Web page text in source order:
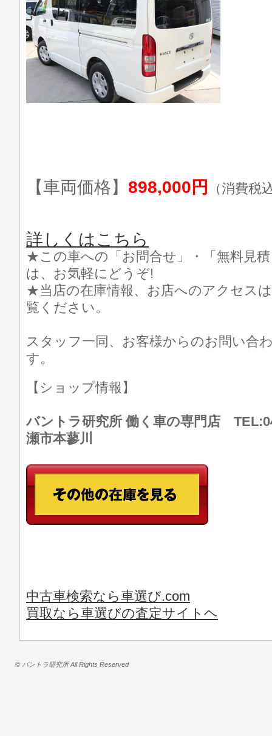
【車両価格】 898,000円 （消費税
詳しくはこちら
★この車への「お問合せ」・「無料見
は、お気軽にどうぞ!
★当店の在庫情報、お店へのアクセス
覧ください。
スタッフ一同、お客様からのお問い合
す。
【ショップ情報】
バントラ研究所 働く車の専門店
瀬市本蓼川
中古車検索なら車選び.com
買取なら車選びの査定サイトヘ
© バントラ研究所 All Rights Reserved